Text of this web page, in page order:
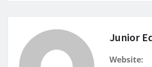
Junior
Website: